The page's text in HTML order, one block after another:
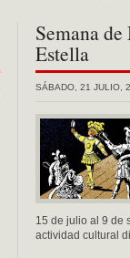
Semana
Estella
SÁBADO, 21 JULIO,
15 de julio al 9 de
actividad cultural